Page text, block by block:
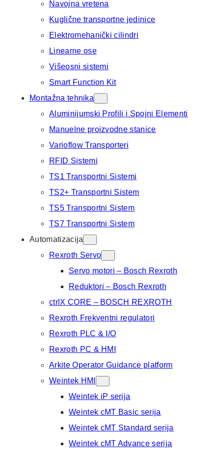
Navojna vretena
Kuglične transportne jedinice
Elektromehanički cilindri
Linearne ose
Višeosni sistemi
Smart Function Kit
Montažna tehnika
Aluminijumski Profili i Spojni Elementi
Manuelne proizvodne stanice
Varioflow Transporteri
RFID Sistemi
TS1 Transportni Sistemi
TS2+ Transportni Sistem
TS5 Transportni Sistem
TS7 Transportni Sistem
Automatizacija
Rexroth Servo
Servo motori – Bosch Rexroth
Reduktori – Bosch Rexroth
ctrlX CORE – BOSCH REXROTH
Rexroth Frekventni regulatori
Rexroth PLC & I/O
Rexroth PC & HMI
Arkite Operator Guidance platform
Weintek HMI
Weintek iP serija
Weintek cMT Basic serija
Weintek cMT Standard serija
Weintek cMT Advance serija